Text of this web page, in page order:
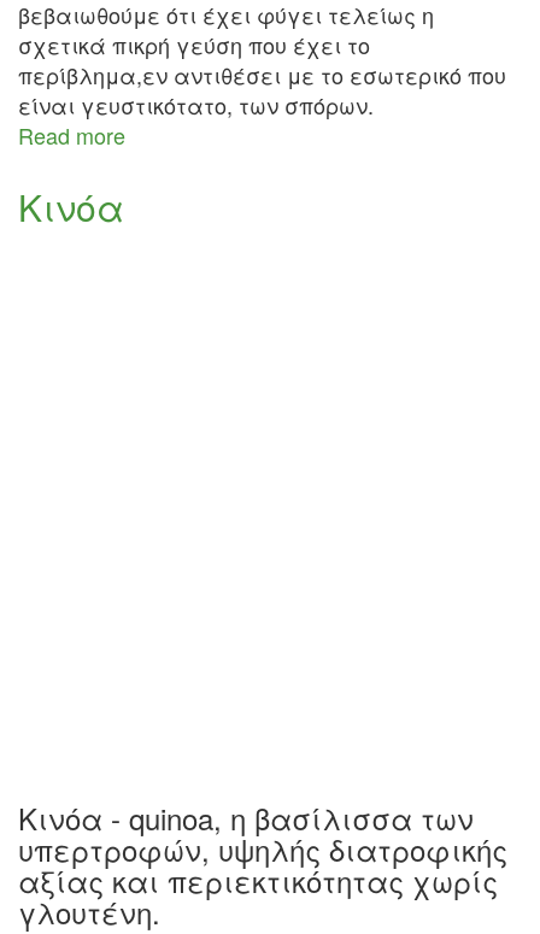
βεβαιωθούμε ότι έχει φύγει τελείως η
σχετικά πικρή γεύση που έχει το
περίβλημα,εν αντιθέσει με το εσωτερικό που
είναι γευστικότατο, των σπόρων.
Read more
Κινόα
Κινόα - quinoa, η βασίλισσα των
υπερτροφών, υψηλής διατροφικής
αξίας και περιεκτικότητας χωρίς
γλουτένη.